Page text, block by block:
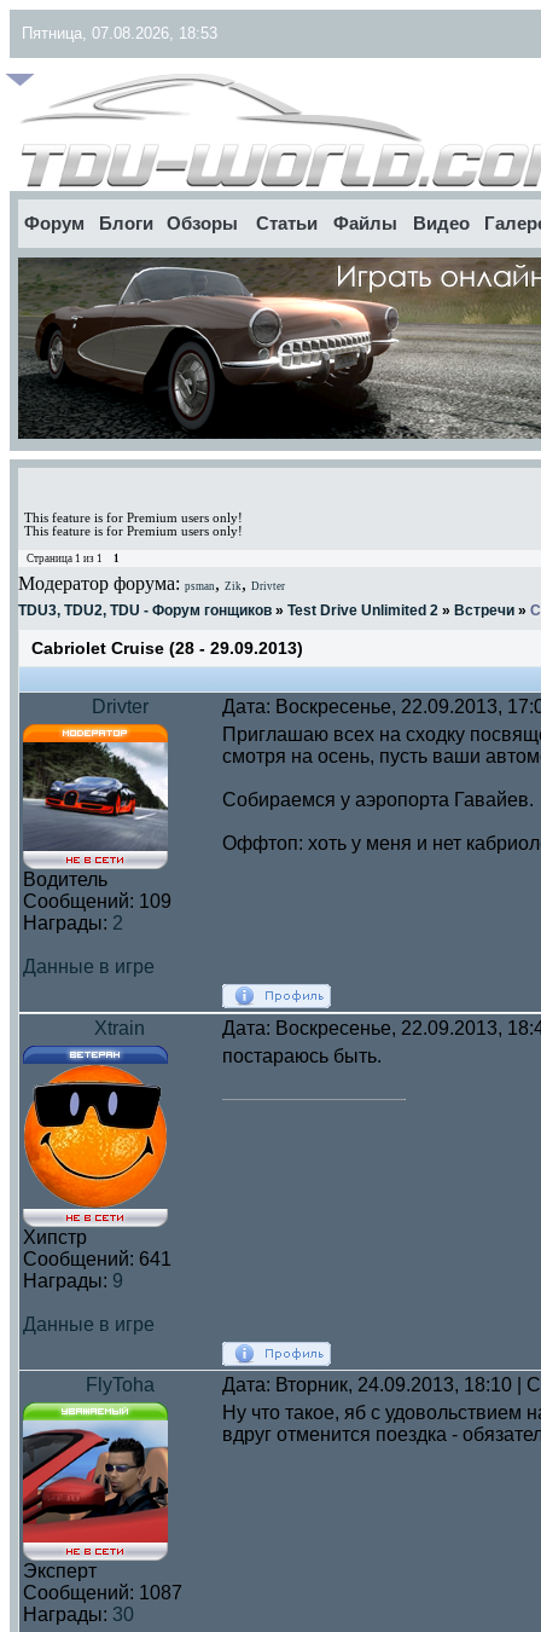
Пятница, 07.08.2026, 18:53
Форум Блоги Обзоры Статьи Файлы Видео
This feature is for Premium users only!
This feature is for Premium users only!
Страница 1 из 1 1
Модератор форума: psman, Zik, Drivter
TDU3, TDU2, TDU - Форум гонщиков » Test Drive Unlimited 2 » Встречи »
Cabriolet Cruise (28 - 29.09.2013)
Drivter Дата: Воскресенье, 22.09.2013,
Водитель
Сообщений: 109
Награды: 2
Данные в игре
Приглашаю всех на сходку
смотря на осень, пусть ваши
Собираемся у аэропорта Гавайев.
Оффтоп: хоть у меня и нет
Xtrain Дата: Воскресенье, 22.09.2013,
Хипстр
Сообщений: 641
Награды: 9
Данные в игре
постараюсь быть.
FlyToha Дата: Вторник, 24.09.2013, 18:10 |
Эксперт
Сообщений: 1087
Награды: 30
Ну что такое, яб с удовольствием
вдруг отменится поездка -